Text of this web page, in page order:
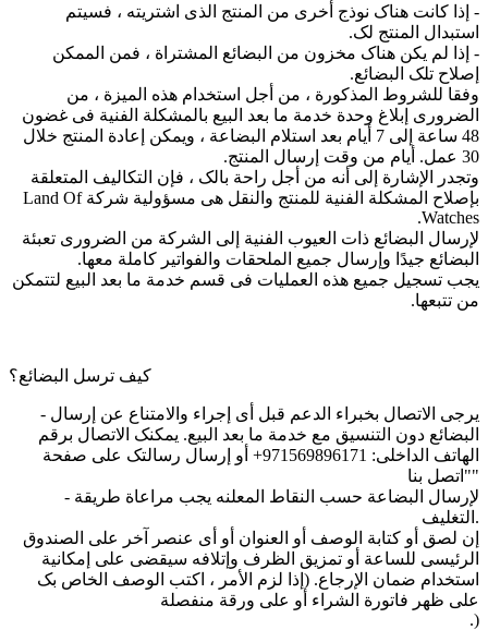
- إذا کانت هناک نوذج أخرى من المنتج الذی اشتریته ، فسیتم
استبدال المنتج لک.
- إذا لم یکن هناک مخزون من البضائع المشتراة ، فمن الممکن
إصلاح تلک البضائع.
وفقا للشروط المذکورة ، من أجل استخدام هذه المیزة ، من
الضروری إبلاغ وحدة خدمة ما بعد البیع بالمشکلة الفنیة فی غضون
48 ساعة إلى 7 أیام بعد استلام البضاعة ، ویمکن إعادة المنتج خلال
30 عمل. أیام من وقت إرسال المنتج.
وتجدر الإشارة إلى أنه من أجل راحة بالک ، فإن التکالیف المتعلقة
بإصلاح المشکلة الفنیة للمنتج والنقل هی مسؤولیة شرکة Land Of
Watches.
لإرسال البضائع ذات العیوب الفنیة إلى الشرکة من الضروری تعبئة
البضائع جیدًا وإرسال جمیع الملحقات والفواتیر کاملة معها.
یجب تسجیل جمیع هذه العملیات فی قسم خدمة ما بعد البیع لتتمکن
من تتبعها.
کیف ترسل البضائع؟
- یرجى الاتصال بخبراء الدعم قبل أی إجراء والامتناع عن إرسال
البضائع دون التنسیق مع خدمة ما بعد البیع. یمکنک الاتصال برقم
الهاتف الداخلی: 971569896171+ أو إرسال رسالتک على صفحة
"اتصل بنا"
- لإرسال البضاعة حسب النقاط المعلنه یجب مراعاة طریقة
التغلیف.
إن لصق أو کتابة الوصف أو العنوان أو أی عنصر آخر على الصندوق
الرئیسی للساعة أو تمزیق الظرف وإتلافه سیقضی على إمکانیة
استخدام ضمان الإرجاع. (إذا لزم الأمر ، اکتب الوصف الخاص بک
على ظهر فاتورة الشراء أو على ورقة منفصلة
.)